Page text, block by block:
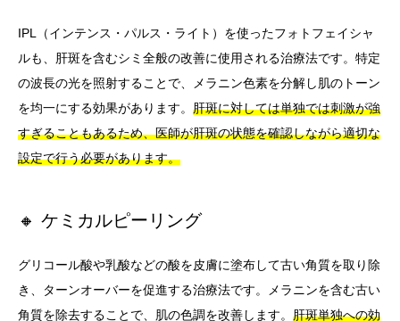
IPL（インテンス・パルス・ライト）を使ったフォトフェイシャ
ルも、肝斑を含むシミ全般の改善に使用される治療法です。特定
の波長の光を照射することで、メラニン色素を分解し肌のトーン
を均一にする効果があります。 肝斑に対しては単独では刺激が強
すぎることもあるため、医師が肝斑の状態を確認しながら適切な
設定で行う必要があります。
🔸 ケミカルピーリング
グリコール酸や乳酸などの酸を皮膚に塗布して古い角質を取り除
き、ターンオーバーを促進する治療法です。メラニンを含む古い
角質を除去することで、肌の色調を改善します。 肝斑単独への効